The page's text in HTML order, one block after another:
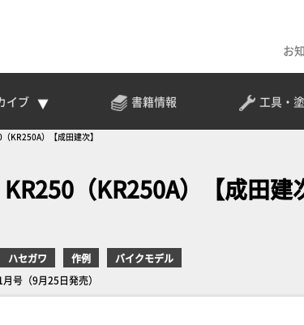
お
イブ 書籍情報 工具・
KAWASAKI KR250（KR250A）【成田建次】
（KR250A）【成田建
ハセガワ 作例
バイクモデル
号（9月25日発売）